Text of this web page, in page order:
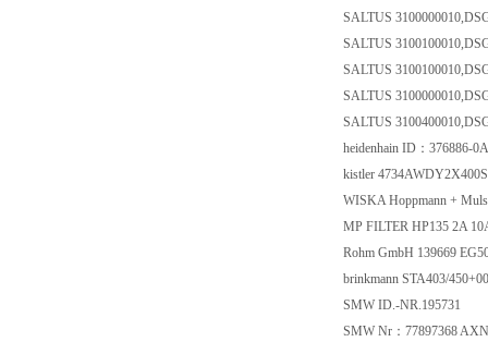
SALTUS
SALTUS
SALTUS
SALTUS
SALTUS
heidenhain ID：376886-
kistler
WISKA Hoppmann +
MP FILTER HP135 2A
Rohm GmbH 139669
brinkmann STA403/
SMW ID.-NR.195731
SMW Nr：77897368